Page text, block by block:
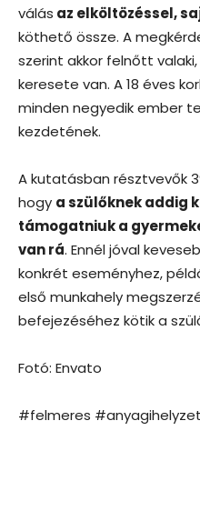
válás az elköltözéssel,
köthető össze. A
szerint akkor felnőtt
keresete van. A 18 éves
minden negyedik ember
kezdetének.
A kutatásban résztvevők
hogy a szülőknek addig
támogatniuk a
van rá. Ennél jóval
konkrét eseményhez,
első munkahely
befejezéséhez kötik a
Fotó: Envato
#felmeres